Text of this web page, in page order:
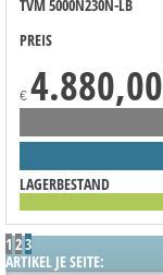
TVM 5000N230N-LB
PREIS
€ 4.880,00
LAGERBESTAND
1 23
ARTIKEL JE SEITE: